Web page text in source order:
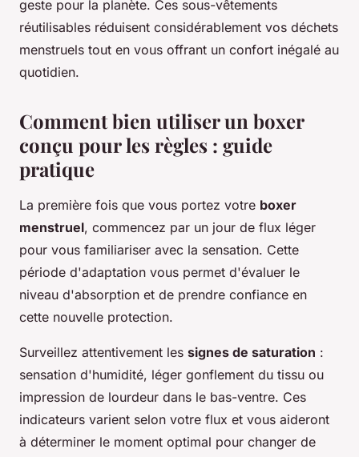
geste pour la planète. Ces sous-vêtements
réutilisables réduisent considérablement vos déchets
menstruels tout en vous offrant un confort inégalé au
quotidien.
Comment bien utiliser un boxer
conçu pour les règles : guide
pratique
La première fois que vous portez votre boxer
menstruel, commencez par un jour de flux léger
pour vous familiariser avec la sensation. Cette
période d'adaptation vous permet d'évaluer le
niveau d'absorption et de prendre confiance en
cette nouvelle protection.
Surveillez attentivement les signes de saturation :
sensation d'humidité, léger gonflement du tissu ou
impression de lourdeur dans le bas-ventre. Ces
indicateurs varient selon votre flux et vous aideront
à déterminer le moment optimal pour changer de